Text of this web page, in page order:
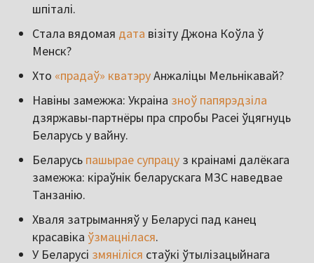
шпіталі.
Стала вядомая дата візіту Джона Коўла ў
Менск?
Хто «прадаў» кватэруАнжаліцы Мельнікавай?
Навіны замежжа: Украіна зноў папярэдзіла
дзяржавы-партнёры пра спробы Расеі ўцягнуць
Беларусь у вайну.
Беларусь пашырае супрацу з краінамі далёкага
замежжа: кіраўнік беларускага МЗС наведвае
Танзанію.
Хваля затрыманняў у Беларусі пад канец
красавіка ўзмацнілася.
У Беларусі змяніліся стаўкі ўтылізацыйнага